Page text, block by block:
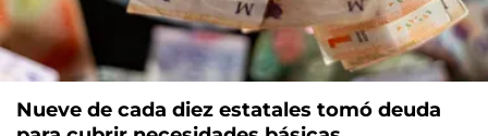
Nueve de cada diez estatales tomó deuda